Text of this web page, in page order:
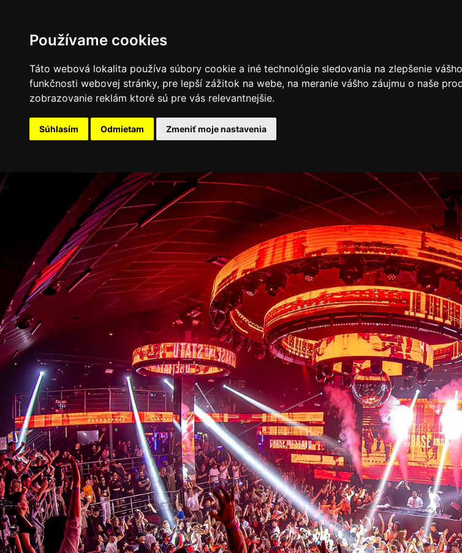
Používame cookies
Táto webová lokalita používa súbory cookie a iné technológie sledovania na zlepšenie
funkčnosti webovej stránky, pre lepší zážitok na webe, na meranie vášho záujmu o naše
zobrazovanie reklám ktoré sú pre vás relevantnejšie.
Súhlasím Odmietam Zmeniť moje nastavenia